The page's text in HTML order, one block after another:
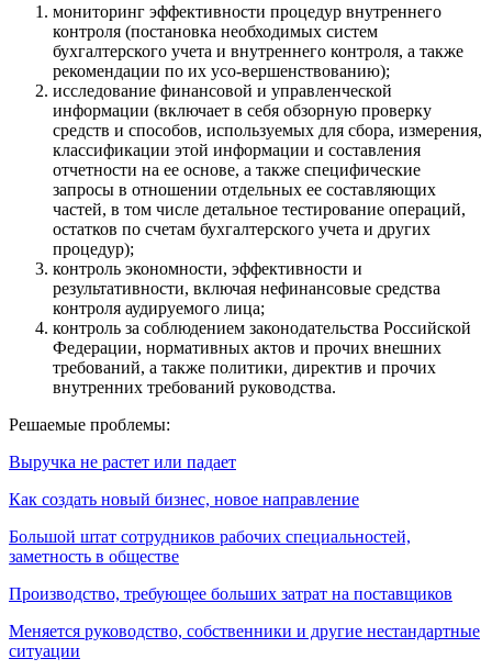
мониторинг эффективности процедур внутреннего
контроля (постановка необходимых систем
бухгалтерского учета и внутреннего контроля, а также
рекомендации по их усо-вершенствованию);
исследование финансовой и управленческой
информации (включает в себя обзорную проверку
средств и способов, используемых для сбора, измерения,
классификации этой информации и составления
отчетности на ее основе, а также специфические
запросы в отношении отдельных ее составляющих
частей, в том числе детальное тестирование операций,
остатков по счетам бухгалтерского учета и других
процедур);
контроль экономности, эффективности и
результативности, включая нефинансовые средства
контроля аудируемого лица;
контроль за соблюдением законодательства Российской
Федерации, нормативных актов и прочих внешних
требований, а также политики, директив и прочих
внутренних требований руководства.
Решаемые проблемы:
Выручка не растет или падает
Как создать новый бизнес, новое направление
Большой штат сотрудников рабочих специальностей,
заметность в обществе
Производство, требующее больших затрат на поставщиков
Меняется руководство, собственники и другие нестандартные
ситуации